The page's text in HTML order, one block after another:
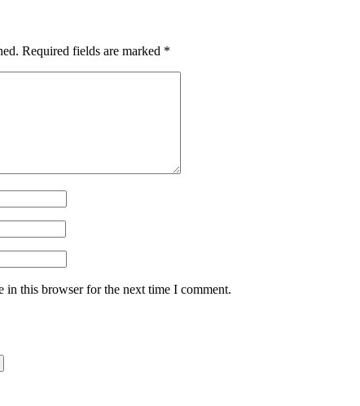
Required fields are marked *
in this browser for the next time I comment.